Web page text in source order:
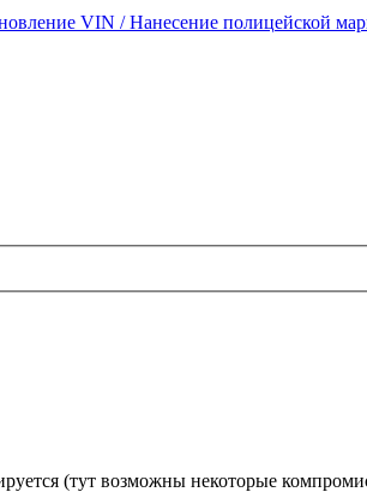
VIN / Нанесение полицейской
(тут возможны некоторые